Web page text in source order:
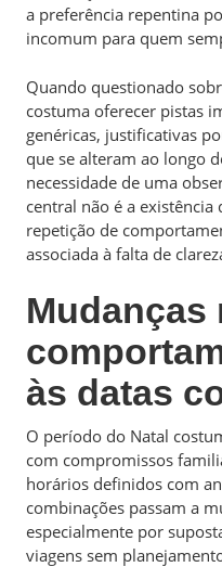
a preferência repentina
incomum para quem
Quando questionado
costuma oferecer pistas
genéricas, justificativas
que se alteram ao longo
necessidade de uma
central não é a
repetição de
associada à falta de
Mudanças
às datas
O período do Natal
com compromissos
horários definidos com
combinações passam a
especialmente por
viagens sem